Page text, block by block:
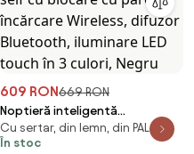
609 RON669 RON
Noptieră inteligentă
multifuncțională, sertar tip seif
cu blocare cu parolă, încărcare
Cu sertar, din lemn, din PAL
În stoc